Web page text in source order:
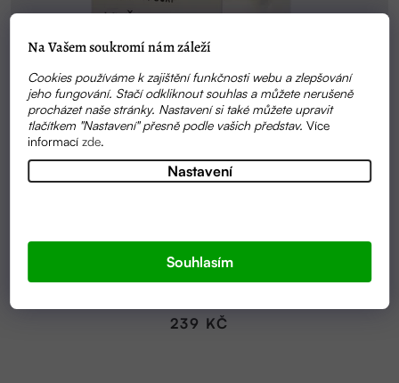
Na Vašem soukromí nám záleží
Cookies používáme k zajištění funkčnosti webu a zlepšování
jeho fungování. Stačí odkliknout souhlas a můžete nerušeně
procházet naše stránky. Nastavení si také můžete upravit
tlačítkem "Nastavení" přesně podle vašich představ.Více
informacízde.
Nastavení
Souhlasím
BALZÁM NA RUCE HAND BALM ORIGINAL 40ML |
ALMARA SOAP
produktu
5,0
239 KČ